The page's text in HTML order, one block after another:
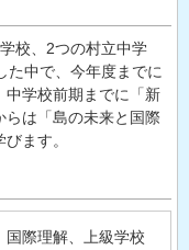
校、2つの村立中学
た中で、今年度までに
中学校前期までに「新
は「島の未来と国際
ます。
国際理解、上級学校